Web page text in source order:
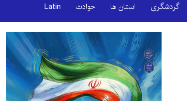
گردشگری استان ها حوادث Latin